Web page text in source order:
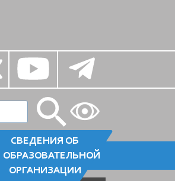
СВЕДЕНИЯ ОБ
ОБРАЗОВАТЕЛЬНОЙ
ОРГАНИЗАЦИИ